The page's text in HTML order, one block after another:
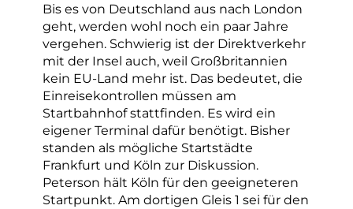
Bis es von Deutschland aus nach London
geht, werden wohl noch ein paar Jahre
vergehen. Schwierig ist der Direktverkehr
mit der Insel auch, weil Großbritannien
kein EU-Land mehr ist. Das bedeutet, die
Einreisekontrollen müssen am
Startbahnhof stattfinden. Es wird ein
eigener Terminal dafür benötigt. Bisher
standen als mögliche Startstädte
Frankfurt und Köln zur Diskussion.
Peterson hält Köln für den geeigneteren
Startpunkt. Am dortigen Gleis 1 sei für den